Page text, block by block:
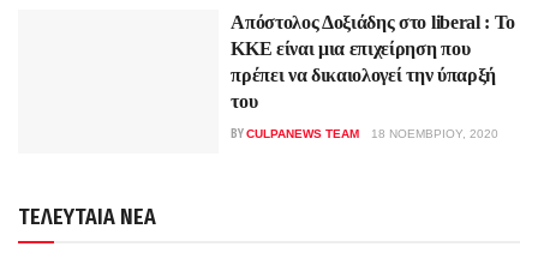
Απόστολος Δοξιάδης στο liberal : Το
ΚΚΕ είναι μια επιχείρηση που
πρέπει να δικαιολογεί την ύπαρξή
του
BYCULPANEWS TEAM 18 ΝΟΕΜΒΡΊΟΥ, 2020
ΤΕΛΕΥΤΑΙΑ ΝΕΑ